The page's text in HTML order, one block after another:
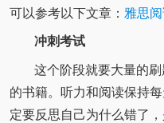
可以参考以下文章： 雅思
冲刺考试
这个阶段就要大量的
的书籍。听力和阅读保持
定要反思自己为什么错了